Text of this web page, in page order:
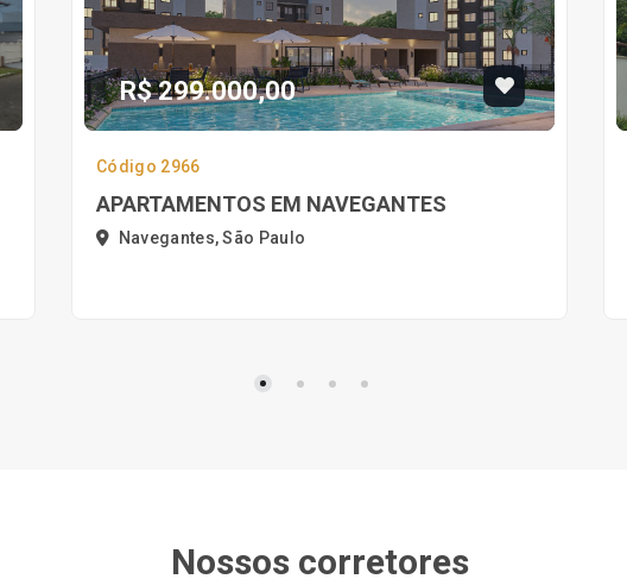
R$ 299.000,00
Código 2966
APARTAMENTOS EM NAVEGANTES
Navegantes, São Paulo
Nossos corretores